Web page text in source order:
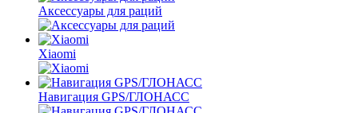
Аксессуары для раций
Xiaomi
Навигация GPS/ГЛОНАСС